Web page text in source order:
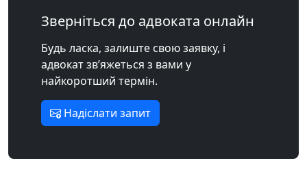
Зверніться до адвоката онлайн
Будь ласка, залиште свою заявку, і
адвокат зв’яжеться з вами у
найкоротший термін.
Надіслати запит